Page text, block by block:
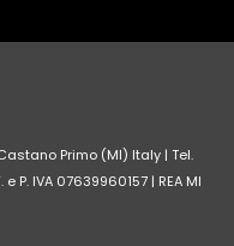
Primo (MI) Italy | Tel.
P. IVA 07639960157 | REA MI